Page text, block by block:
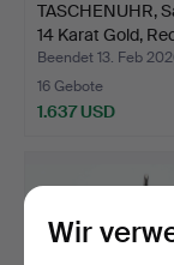
TASCHENUHR,
14 Karat Gold,
Beendet 13. Feb
16 Gebote
1.637 USD
Wir